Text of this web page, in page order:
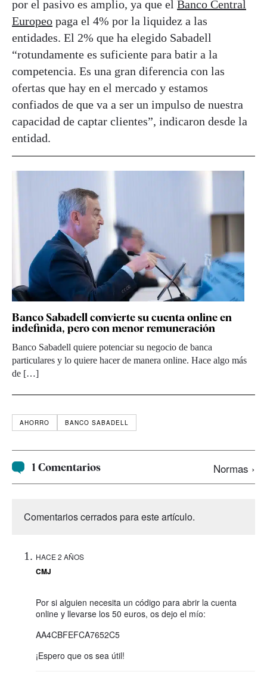
por el pasivo es amplio, ya que el Banco Central
Europeo paga el 4% por la liquidez a las
entidades. El 2% que ha elegido Sabadell
“rotundamente es suficiente para batir a la
competencia. Es una gran diferencia con las
ofertas que hay en el mercado y estamos
confiados de que va a ser un impulso de nuestra
capacidad de captar clientes”, indicaron desde la
entidad.
Banco Sabadell convierte su cuenta online en
indefinida, pero con menor remuneración
Banco Sabadell quiere potenciar su negocio de banca
particulares y lo quiere hacer de manera online. Hace algo más
de […]
AHORRO BANCO SABADELL
1 Comentarios Normas ›
Comentarios cerrados para este artículo.
HACE 2 AÑOS
CMJ
Por si alguien necesita un código para abrir la cuenta
online y llevarse los 50 euros, os dejo el mío:
AA4CBFEFCA7652C5
¡Espero que os sea útil!